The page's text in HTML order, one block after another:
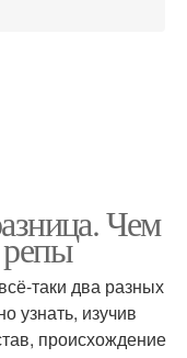
Чем
репы
таки два разных
узнать, изучив
происхождение